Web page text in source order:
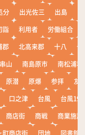
分 出光佐三 出島
詣 利用者 労働組合
郡 北高来郡 十八
十
山 南島原市
南松浦郡
原潜 原爆 参拝
友
口之津 台風
台風19
商店街 商戦
商業施設
町商店街 団地
図書館